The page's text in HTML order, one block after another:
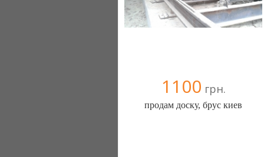
1100 грн.
продам доску, брус киев